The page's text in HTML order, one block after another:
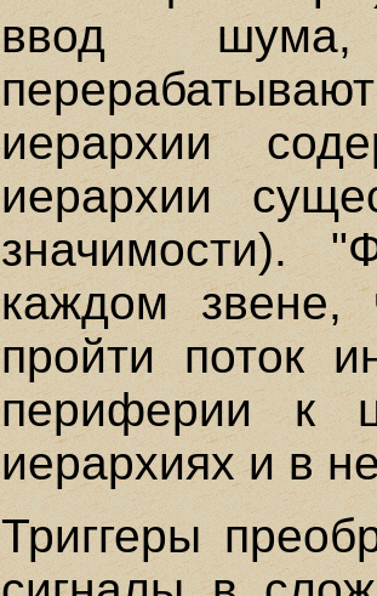
ввод шума,
иерархии
иерархии
значимости).
каждом звене,
пройти поток
периферии к
иерархиях и в
Триггеры